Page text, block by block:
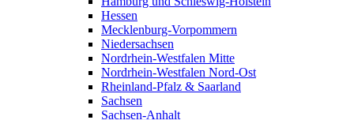
Hessen
Mecklenburg-Vorpommern
Niedersachsen
Nordrhein-Westfalen Mitte
Nordrhein-Westfalen Nord-Ost
Rheinland-Pfalz & Saarland
Sachsen
Sachsen-Anhalt